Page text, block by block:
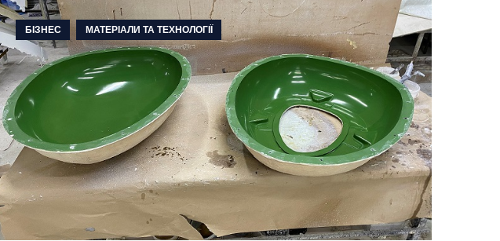
БІЗНЕС МАТЕРІАЛИ ТА ТЕХНОЛОГІЇ